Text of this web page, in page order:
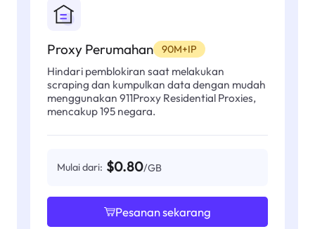
Proxy Perumahan 90M+IP
Hindari pemblokiran saat melakukan
scraping dan kumpulkan data dengan mudah
menggunakan 911Proxy Residential Proxies,
mencakup 195 negara.
Mulai dari: $0.80/GB
Pesanan sekarang